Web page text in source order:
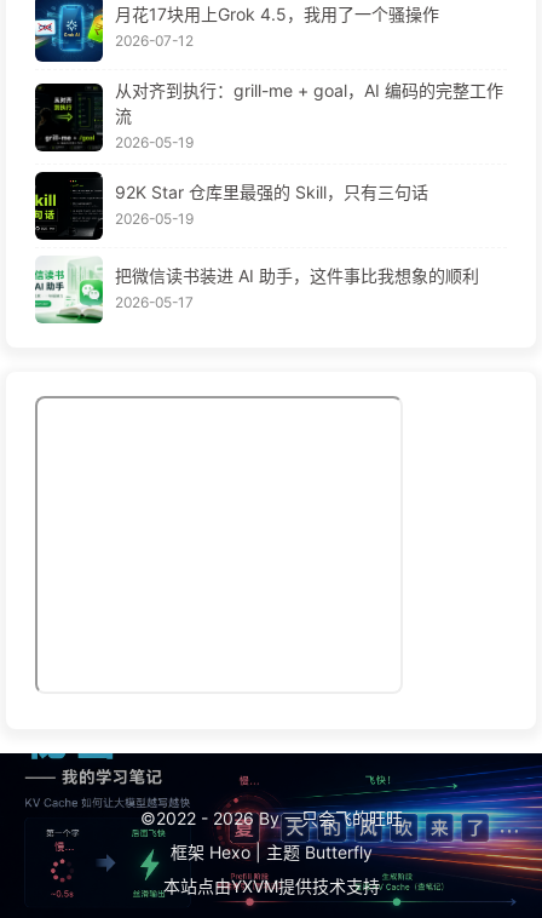
月花17块用上Grok 4.5，我用了一个骚操作
2026-07-12
从对齐到执行：grill-me + goal，AI 编码的完整工作
流
2026-05-19
92K Star 仓库里最强的 Skill，只有三句话
2026-05-19
把微信读书装进 AI 助手，这件事比我想象的顺利
2026-05-17
©2022 - 2026 By 一只会飞的旺旺
框架 Hexo | 主题Butterfly
本站点由YXVM提供技术支持